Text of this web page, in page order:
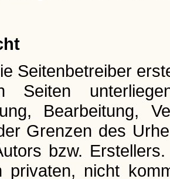
Seitenbetreiber
Seiten
Bearbeitung,
Grenzen des
bzw.
privaten, nicht